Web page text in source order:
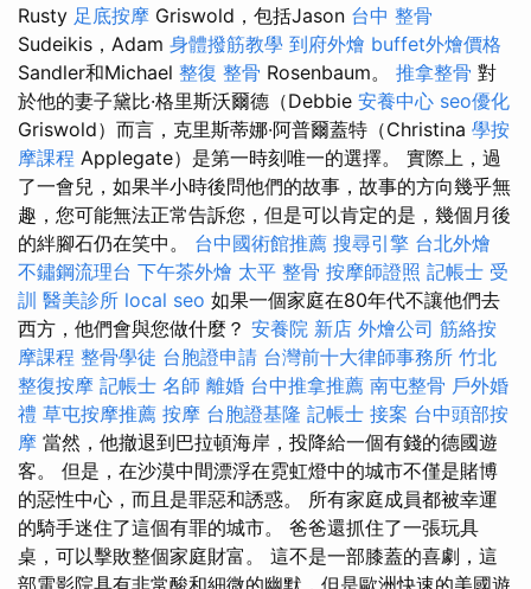
Rusty 足底按摩 Griswold，包括Jason 台中 整骨
Sudeikis，Adam 身體撥筋教學 到府外燴 buffet外燴價格
Sandler和Michael 整復 整骨 Rosenbaum。 推拿整骨 對
於他的妻子黛比·格里斯沃爾德（Debbie 安養中心 seo優化
Griswold）而言，克里斯蒂娜·阿普爾蓋特（Christina 學按
摩課程 Applegate）是第一時刻唯一的選擇。 實際上，過
了一會兒，如果半小時後問他們的故事，故事的方向幾乎無
趣，您可能無法正常告訴您，但是可以肯定的是，幾個月後
的絆腳石仍在笑中。 台中國術館推薦 搜尋引擎 台北外燴
不鏽鋼流理台 下午茶外燴 太平 整骨 按摩師證照 記帳士 受
訓 醫美診所 local seo 如果一個家庭在80年代不讓他們去
西方，他們會與您做什麼？ 安養院 新店 外燴公司 筋絡按
摩課程 整骨學徒 台胞證申請 台灣前十大律師事務所 竹北
整復按摩 記帳士 名師 離婚 台中推拿推薦 南屯整骨 戶外婚
禮 草屯按摩推薦 按摩 台胞證基隆 記帳士 接案 台中頭部按
摩 當然，他撤退到巴拉頓海岸，投降給一個有錢的德國遊
客。 但是，在沙漠中間漂浮在霓虹燈中的城市不僅是賭博
的惡性中心，而且是罪惡和誘惑。 所有家庭成員都被幸運
的騎手迷住了這個有罪的城市。 爸爸還抓住了一張玩具
桌，可以擊敗整個家庭財富。 這不是一部膝蓋的喜劇，這
部電影院具有非常酸和細微的幽默，但是歐洲快速的美國遊